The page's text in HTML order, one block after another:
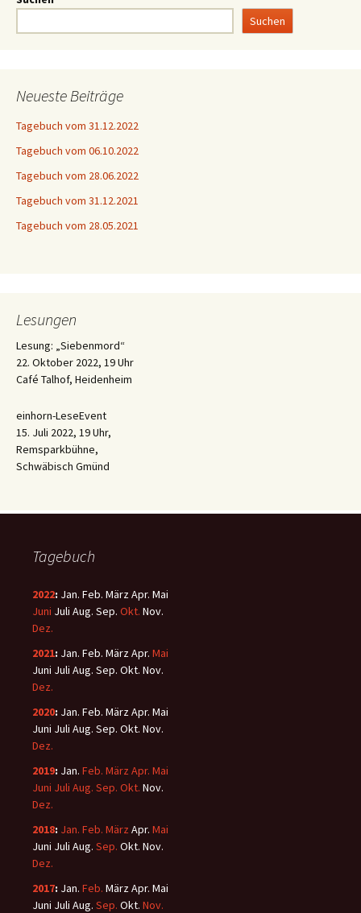
Suchen
Neueste Beiträge
Tagebuch vom 31.12.2022
Tagebuch vom 06.10.2022
Tagebuch vom 28.06.2022
Tagebuch vom 31.12.2021
Tagebuch vom 28.05.2021
Lesungen
Lesung: „Siebenmord“
22. Oktober 2022, 19 Uhr
Café Talhof, Heidenheim
einhorn-LeseEvent
15. Juli 2022, 19 Uhr,
Remsparkbühne,
Schwäbisch Gmünd
Tagebuch
2022: Jan. Feb. MärzApr. Mai
Juni Juli Aug. Sep. Okt. Nov.
Dez.
2021: Jan. Feb. MärzApr. Mai
Juni Juli Aug. Sep. Okt. Nov.
Dez.
2020: Jan. Feb. MärzApr. Mai
Juni Juli Aug. Sep. Okt. Nov.
Dez.
2019: Jan. Feb. März Apr. Mai
Juni Juli Aug. Sep. Okt. Nov.
Dez.
2018: Jan. Feb. März Apr. Mai
Juni Juli Aug. Sep. Okt. Nov.
Dez.
2017: Jan. Feb. MärzApr. Mai
Juni Juli Aug. Sep. Okt. Nov.